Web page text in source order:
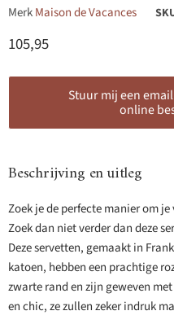
MerkMaison de Vacances
Huidige prijs
105,95
Stuur mij een
online
Beschrijving en uitleg
Zoek je de perfecte manier om
Zoek dan niet verder dan deze
Deze servetten, gemaakt in
katoen, hebben een prachtige
zwarte rand en zijn geweven
en chic, ze zullen zeker indruk